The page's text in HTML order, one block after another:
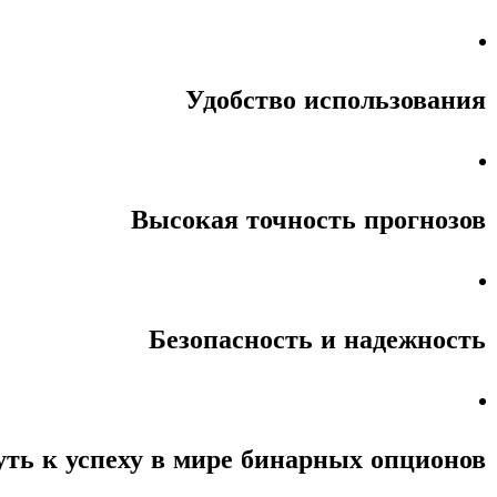
Удобство использования
Высокая точность прогнозов
Безопасность и надежность
к успеху в мире бинарных опционов